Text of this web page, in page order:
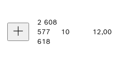
2 608
577
618
10 12,00